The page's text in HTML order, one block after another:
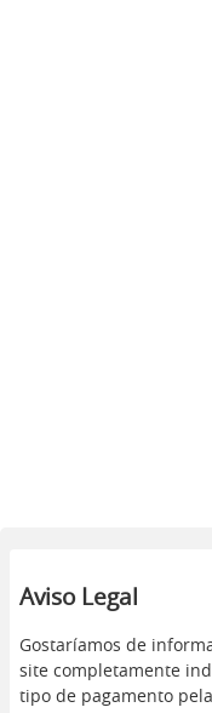
Aviso Legal
Gostaríamos de
site completamente
tipo de pagamento